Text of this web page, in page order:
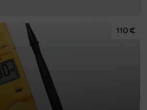
110 €